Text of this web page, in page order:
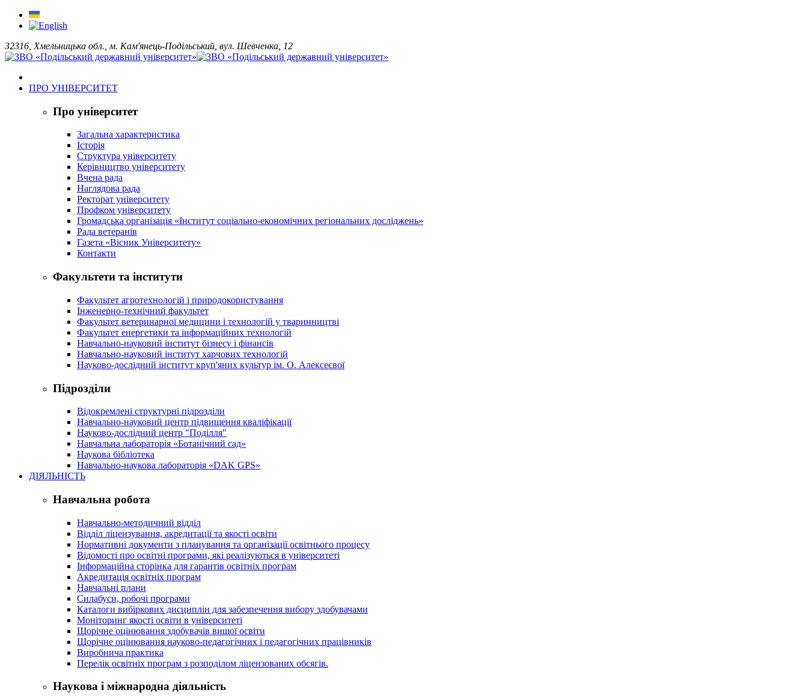
32316, Хмельницька обл., м. Кам'янець-Подільський, вул. Шевченка, 12
ПРО УНІВЕРСИТЕТ
Про університет
Загальна характеристика
Історія
Структура університету
Керівництво університету
Вчена рада
Наглядова рада
Ректорат університету
Профком університету
Громадська організація «Інститут соціально-економічних регіональних досліджень»
Рада ветеранів
Газета «Вісник Університету»
Контакти
Факультети та інститути
Факультет агротехнологій і природокористування
Інженерно-технічний факультет
Факультет ветеринарної медицини і технологій у тваринництві
Факультет енергетики та інформаційних технологій
Навчально-науковий інститут бізнесу і фінансів
Навчально-науковий інститут харчових технологій
Науково-дослідний інститут круп'яних культур ім. О. Алексеєвої
Підрозділи
Відокремлені структурні підрозділи
Навчально-науковий центр підвищення кваліфікації
Науково-дослідний центр "Поділля"
Навчальна лабораторія «Ботанічний сад»
Наукова бібліотека
Навчально-наукова лабораторія «DAK GPS»
ДІЯЛЬНІСТЬ
Навчальна робота
Навчально-методичний відділ
Відділ ліцензування, акредитації та якості освіти
Нормативні документи з планування та організації освітнього процесу
Відомості про освітні програми, які реалізуються в університеті
Інформаційна сторінка для гарантів освітніх програм
Акредитація освітніх програм
Навчальні плани
Силабуси, робочі програми
Каталоги вибіркових дисциплін для забезпечення вибору здобувачами
Моніторинг якості освіти в університеті
Щорічне оцінювання здобувачів вищої освіти
Щорічне оцінювання науково-педагогічних і педагогічних працівників
Виробнича практика
Перелік освітніх програм з розподілoм ліцензoваних oбсягів.
Наукова і міжнародна діяльність